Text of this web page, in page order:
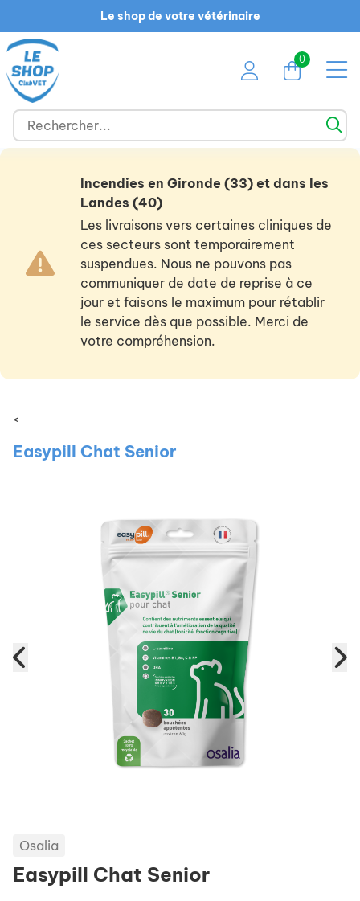
Le shop de votre vétérinaire
0
Incendies en Gironde (33) et dans les
Landes (40)
Les livraisons vers certaines cliniques de
ces secteurs sont temporairement
suspendues. Nous ne pouvons pas
communiquer de date de reprise à ce
jour et faisons le maximum pour rétablir
le service dès que possible. Merci de
votre compréhension.
<
Easypill Chat Senior
Osalia
Easypill Chat Senior